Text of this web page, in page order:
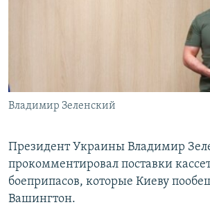
Все сайты RFE/RL
Владимир Зеленский
Президент Украины Владимир
прокомментировал поставки
боеприпасов, которые Киеву
Вашингтон.